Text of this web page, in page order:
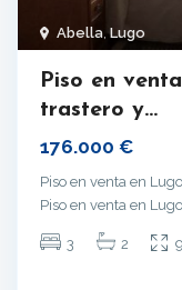
Abella,Lugo
Piso en
trastero y...
176.000 €
Piso en venta en
Piso en venta en
3 2